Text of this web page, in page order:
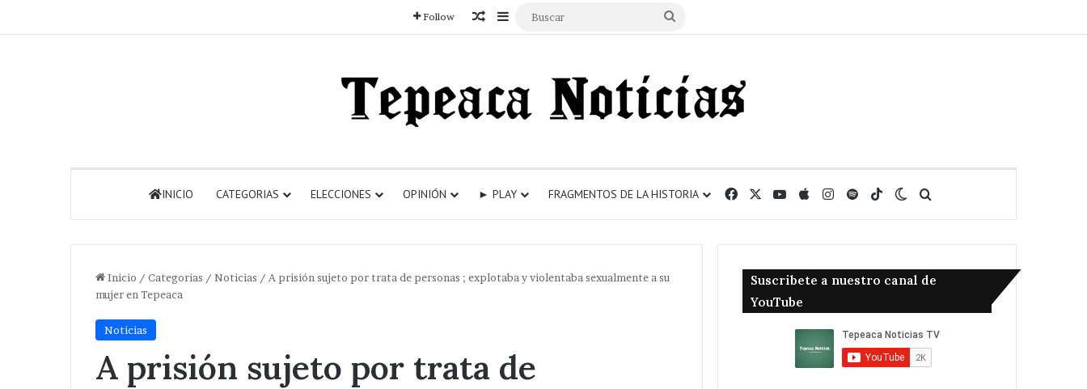
Follow Articulo aleatorio
Sidebar
INICIO CATEGORIAS ELECCIONES OPINIÓN ► PLAY FRAGMENTOS DE LA HISTORIA FacebookYouTube
AppleInstagram
SpotifyTikTokSwitch skin
Inicio / Categorias / Noticias / A prisión sujeto por trata de personas ; explotaba y violentaba sexualmente a su
mujer en Tepeaca
Noticias
A prisión sujeto por trata de
Suscribete a nuestro canal de
YouTube